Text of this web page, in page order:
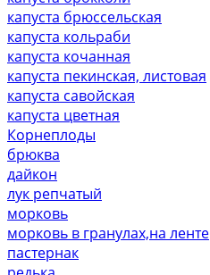
капуста брюссельская
капуста кольраби
капуста кочанная
капуста пекинская, листовая
капуста савойская
капуста цветная
Корнеплоды
брюква
дайкон
лук репчатый
морковь
морковь в гранулах,на ленте
пастернак